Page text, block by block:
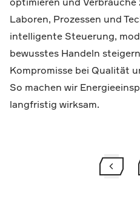
Laboren, Prozessen und
intelligente Steuerung,
bewusstes Handeln
Kompromisse bei Qualität
So machen wir
langfristig wirksam.